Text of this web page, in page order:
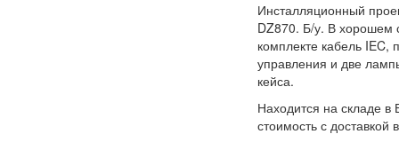
Инсталляционный
DZ870. Б/у. В хорошем
комплекте кабель IEC,
управления и две
кейса.
Находится на складе
стоимость с доставкой